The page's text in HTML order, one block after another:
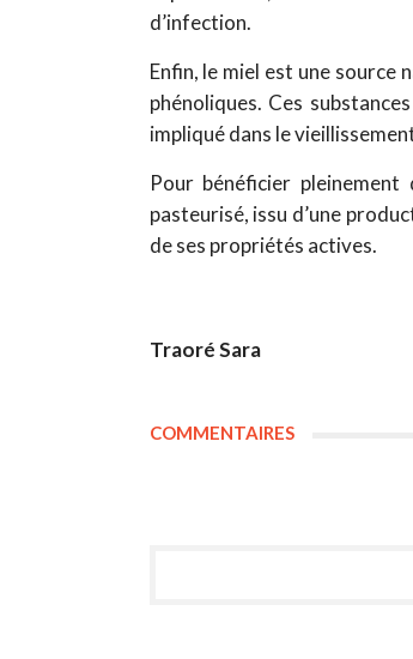
d’infection.
Enfin, le miel est une source
phénoliques. Ces
impliqué dans le
Pour bénéficier
pasteurisé, issu d’une
de ses propriétés actives.
Traoré Sara
COMMENTAIRES